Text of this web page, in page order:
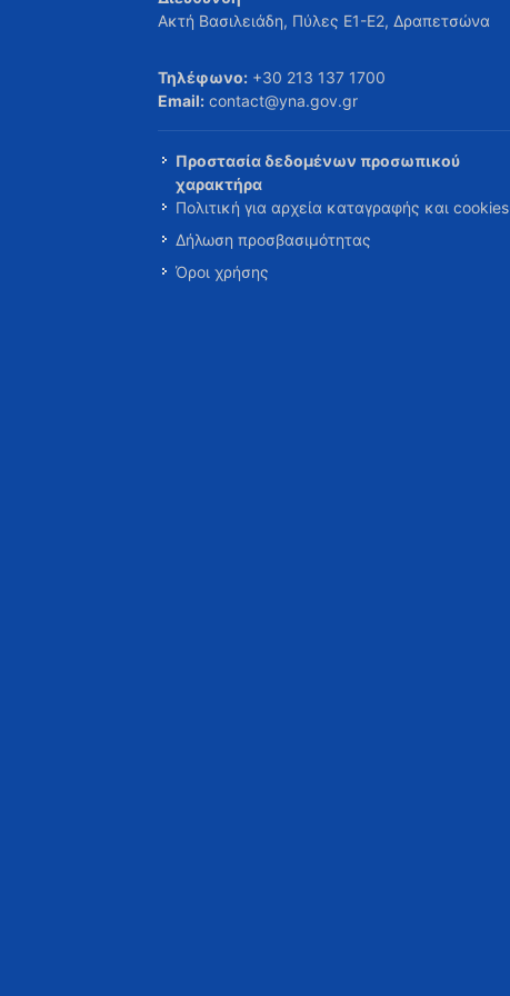
Ακτή Βασιλειάδη, Πύλες Ε1-Ε2, Δραπετσώνα
Τηλέφωνο: +30 213 137 1700
Email: contact@yna.gov.gr
Προστασία δεδομένων προσωπικού
χαρακτήρα
Πολιτική για αρχεία καταγραφής και cookies
Δήλωση προσβασιμότητας
Όροι χρήσης